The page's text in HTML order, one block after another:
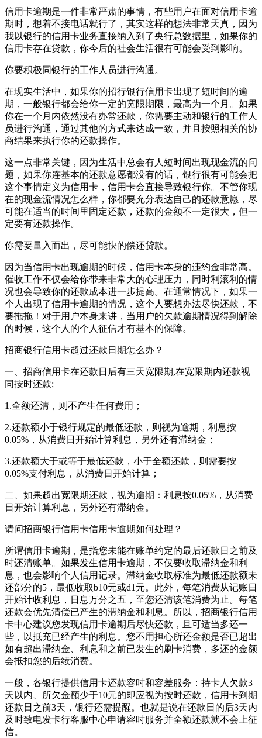
信用卡逾期是一件非常严肃的事情，有些用户在面对信用卡逾
期时，想着不接电话就行了，其实这样的想法非常天真，因为
我以银行的信用卡业务直接纳入到了央行总数据里，如果你的
信用卡存在贷款，你今后的社会生活很有可能会受到影响。
你要积极同银行的工作人员进行沟通。
在现实生活中，如果你的招行银行信用卡出现了短时间的逾
期，一般银行都会给你一定的宽限期限，最高为一个月。如果
你在一个月内依然没有办常还款，你需要主动和银行的工作人
员进行沟通，通过其他的方式来达成一致，并且按照相关的协
商结果来执行你的还款操作。
这一点非常关键，因为生活中总会有人短时间出现现金流的问
题，如果你连基本的还款意愿都没有的话，银行很有可能会把
这个事情定义为信用卡，信用卡会直接导致银行你。不管你现
在的现金流情况怎么样，你都要充分表达自己的还款意愿，尽
可能在适当的时间里固定还款，还款的金额不一定很大，但一
定要有还款操作。
你需要量入而出，尽可能快的偿还贷款。
因为当信用卡出现逾期的时候，信用卡本身的违约金非常高。
催收工作不仅会给你带来非常大的心理压力，同时利滚利的情
况也会导致你的还款成本进一步提高。在通常情况下，如果一
个人出现了信用卡逾期的情况，这个人要想办法尽快还款，不
要拖拖！对于用户本身来讲，当用户的欠款逾期情况得到解除
的时候，这个人的个人征信才有基本的保障。
招商银行信用卡超过还款日期怎么办？
一、招商信用卡在还款日后有三天宽限期,在宽限期内还款视
同按时还款;
1.全额还清，则不产生任何费用；
2.还款额小于银行规定的最低还款，则视为逾期，利息按
0.05%，从消费日开始计算利息，另外还有滞纳金；
3.还款额大于或等于最低还款，小于全额还款，则需要按
0.05%支付利息，从消费日开始计算；
二、如果超出宽限期还款，视为逾期：利息按0.05%，从消费
日开始计算利息，另外还有滞纳金。
请问招商银行信用卡信用卡逾期如何处理？
所谓信用卡逾期，是指您未能在账单约定的最后还款日之前及
时还清账单。如果发生信用卡逾期，不仅要收取滞纳金和利
息，也会影响个人信用记录。滞纳金收取标准为最低还款额未
还部分的5，最低收取b10元或d1元。此外，每笔消费从记账日
开始计收利息，日息万分之五，至您还清该笔消费为止。每笔
还款会优先清偿已产生的滞纳金和利息。所以，招商银行信用
卡中心建议您发现信用卡逾期后尽快还款，且可适当多还一
些，以抵充已经产生的利息。您不用担心所还金额是否已超出
如有超出滞纳金、利息和之前已发生的刷卡消费，多还的金额
会抵扣您的后续消费。
一般，各银行提供信用卡还款容时和容差服务：持卡人欠款3
天以内、所欠金额少于10元的即应视为按时还款，信用卡到期
还款日之前3天，银行还需提醒。也就是说在还款日的后3天内
及时致电发卡行客服中心申请容时服务并全额还款就不会上征
信。